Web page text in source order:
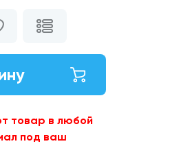
товар в любой
под ваш